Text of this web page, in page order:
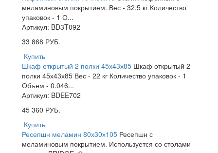
меламиновым покрытием. Вес - 32.5 кг Количество
упаковок - 1 О...
Артикул: BD3T092
33 868 РУБ.
Купить
Шкаф открытый 2 полки 45х43х85 Шкаф открытый 2
полки 45х43х85 Вес - 22 кг Количество упаковок - 1
Объем - 0.046...
Артикул: BDEE702
45 360 РУБ.
Купить
Ресепшн меламин 80х30х105 Ресепшн с
меламиновым покрытием. Используется со столами